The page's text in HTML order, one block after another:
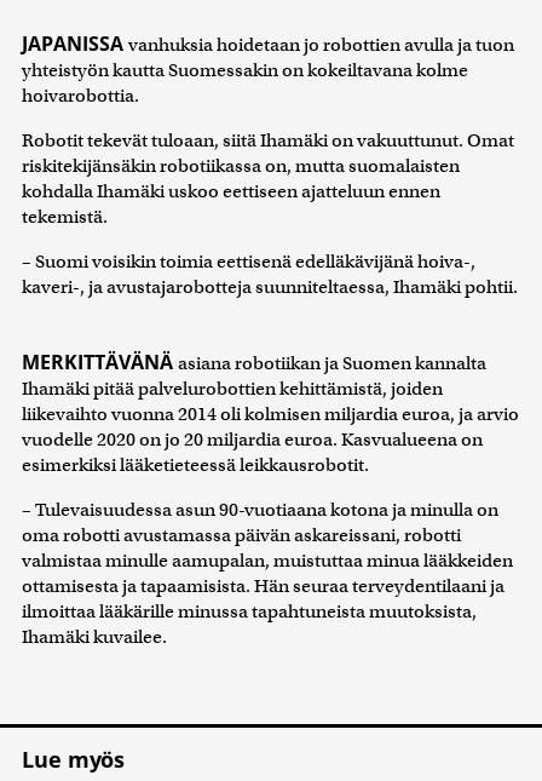
JAPANISSA vanhuksia hoidetaan jo robottien avulla ja tuon
yhteistyön kautta Suomessakin on kokeiltavana kolme
hoivarobottia.
Robotit tekevät tuloaan, siitä Ihamäki on vakuuttunut. Omat
riskitekijänsäkin robotiikassa on, mutta suomalaisten
kohdalla Ihamäki uskoo eettiseen ajatteluun ennen
tekemistä.
– Suomi voisikin toimia eettisenä edelläkävijänä hoiva-,
kaveri-, ja avustajarobotteja suunniteltaessa, Ihamäki pohtii.
MERKITTÄVÄNÄ asiana robotiikan ja Suomen kannalta
Ihamäki pitää palvelurobottien kehittämistä, joiden
liikevaihto vuonna 2014 oli kolmisen miljardia euroa, ja arvio
vuodelle 2020 on jo 20 miljardia euroa. Kasvualueena on
esimerkiksi lääketieteessä leikkausrobotit.
– Tulevaisuudessa asun 90-vuotiaana kotona ja minulla on
oma robotti avustamassa päivän askareissani, robotti
valmistaa minulle aamupalan, muistuttaa minua lääkkeiden
ottamisesta ja tapaamisista. Hän seuraa terveydentilaani ja
ilmoittaa lääkärille minussa tapahtuneista muutoksista,
Ihamäki kuvailee.
Lue myös